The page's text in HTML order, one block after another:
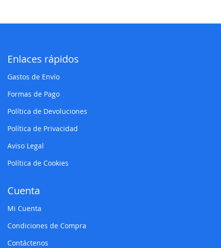
Enlaces rápidos
Gastos de Envío
Formas de Pago
Política de Devoluciones
Política de Privacidad
Aviso Legal
Política de Cookies
Cuenta
Mi Cuenta
Condiciones de Compra
Contáctenos